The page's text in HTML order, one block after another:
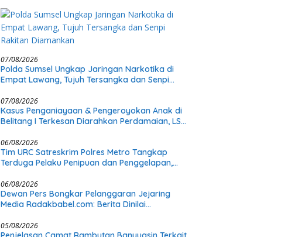
07/08/2026
Polda Sumsel Ungkap Jaringan Narkotika di
Empat Lawang, Tujuh Tersangka dan Senpi
07/08/2026
Kasus Penganiayaan & Pengeroyokan Anak di
Belitang I Terkesan Diarahkan Perdamaian, LSM
06/08/2026
Tim URC Satreskrim Polres Metro Tangkap
Terduga Pelaku Penipuan dan Penggelapan,
06/08/2026
Dewan Pers Bongkar Pelanggaran Jejaring
Media Radakbabel.com: Berita Dinilai
Berimbang
05/08/2026